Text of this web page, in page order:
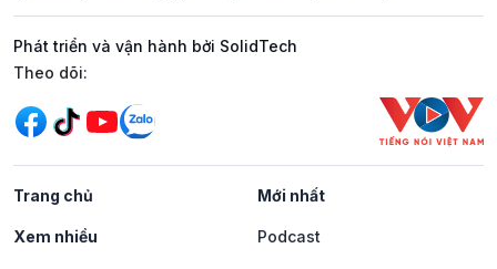
Phát triển và vận hành bởi SolidTech
Mạng xã hội
Theo dõi:
Trang chủ Mới nhất
Xem nhiều Podcast